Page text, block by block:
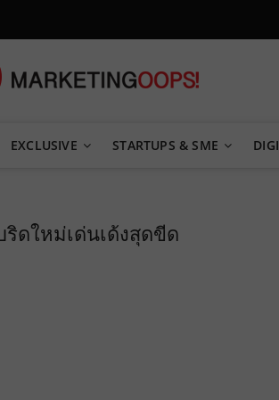
EXCLUSIVE STARTUPS & SME
ดใหม่เด่นเด้งสุดขีด